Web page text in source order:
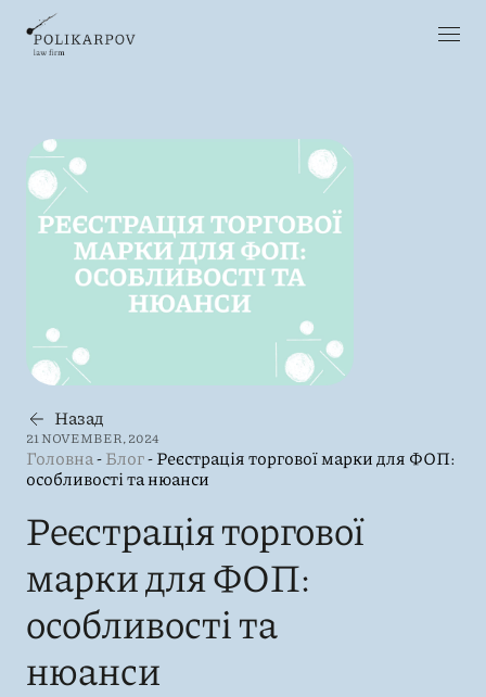
Назад
21 NOVEMBER, 2024
Головна-Блог-Реєстрація торгової марки для ФОП:
особливості та нюанси
Реєстрація торгової
марки для ФОП:
особливості та
нюанси